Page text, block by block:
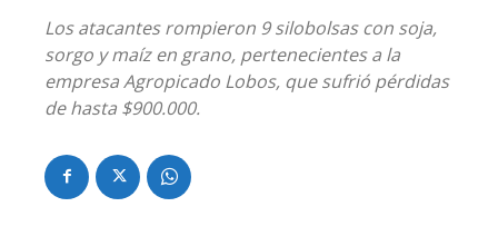
Los atacantes rompieron 9 silobolsas con soja,
sorgo y maíz en grano, pertenecientes a la
empresa Agropicado Lobos, que sufrió pérdidas
de hasta $900.000.